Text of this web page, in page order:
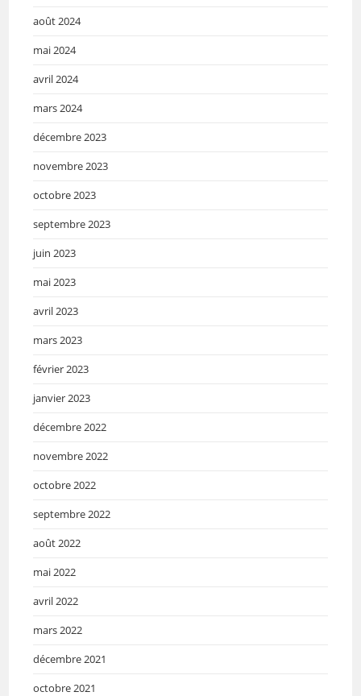
août 2024
mai 2024
avril 2024
mars 2024
décembre 2023
novembre 2023
octobre 2023
septembre 2023
juin 2023
mai 2023
avril 2023
mars 2023
février 2023
janvier 2023
décembre 2022
novembre 2022
octobre 2022
septembre 2022
août 2022
mai 2022
avril 2022
mars 2022
décembre 2021
octobre 2021